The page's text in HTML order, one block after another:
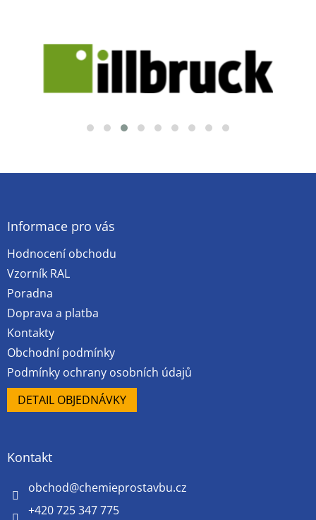
Z
Informace pro vás
Hodnocení obchodu
Vzorník RAL
Poradna
Doprava a platba
Kontakty
Obchodní podmínky
Podmínky ochrany osobních údajů
DETAIL OBJEDNÁVKY
Kontakt
obchod@chemieprostavbu.cz
+420 725 347 775